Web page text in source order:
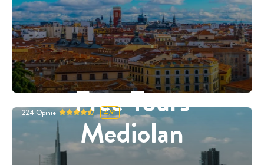
Free Tours
Mediolan
224 Opinie 4.91